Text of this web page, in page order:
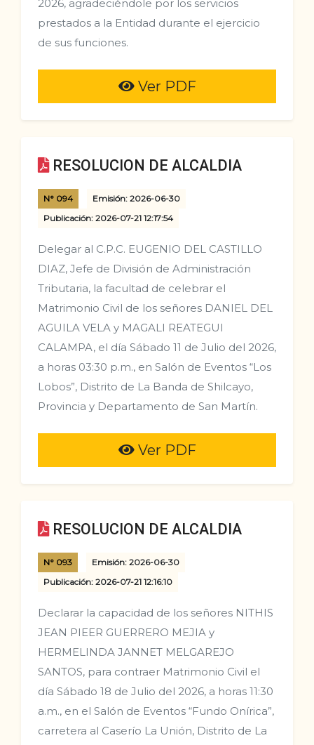
2026, agradeciéndole por los servicios
prestados a la Entidad durante el ejercicio
de sus funciones.
Ver PDF
RESOLUCION DE ALCALDIA
N° 094
Emisión: 2026-06-30
Publicación: 2026-07-21 12:17:54
Delegar al C.P.C. EUGENIO DEL CASTILLO
DIAZ, Jefe de División de Administración
Tributaria, la facultad de celebrar el
Matrimonio Civil de los señores DANIEL DEL
AGUILA VELA y MAGALI REATEGUI
CALAMPA, el día Sábado 11 de Julio del 2026,
a horas 03:30 p.m., en Salón de Eventos “Los
Lobos”, Distrito de La Banda de Shilcayo,
Provincia y Departamento de San Martín.
Ver PDF
RESOLUCION DE ALCALDIA
N° 093
Emisión: 2026-06-30
Publicación: 2026-07-21 12:16:10
Declarar la capacidad de los señores NITHIS
JEAN PIEER GUERRERO MEJIA y
HERMELINDA JANNET MELGAREJO
SANTOS, para contraer Matrimonio Civil el
día Sábado 18 de Julio del 2026, a horas 11:30
a.m., en el Salón de Eventos “Fundo Onírica”,
carretera al Caserío La Unión, Distrito de La